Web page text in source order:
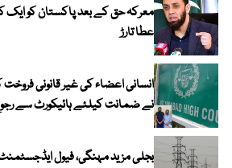
معرکہ حق کے بعد پاکستان کو ایک
عطا تارڑ
انسانی اعضاء کی غیر قانونی
نے ضمانت کیلئے ہائیکورٹ سے